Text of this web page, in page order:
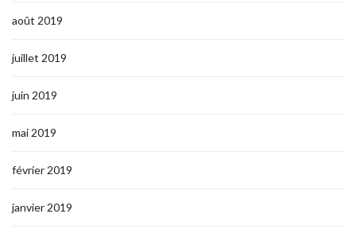
août 2019
juillet 2019
juin 2019
mai 2019
février 2019
janvier 2019